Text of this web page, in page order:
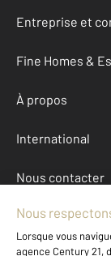
Entreprise et
Fine Homes &
À propos
International
Nous contacter
Mentions